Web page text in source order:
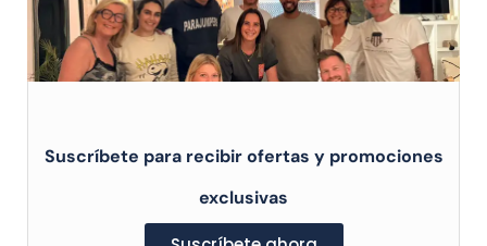
Suscríbete para recibir ofertas y promociones
exclusivas